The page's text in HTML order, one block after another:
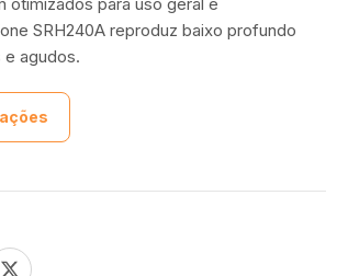
SRH240A reproduz baixo profundo
agudos.